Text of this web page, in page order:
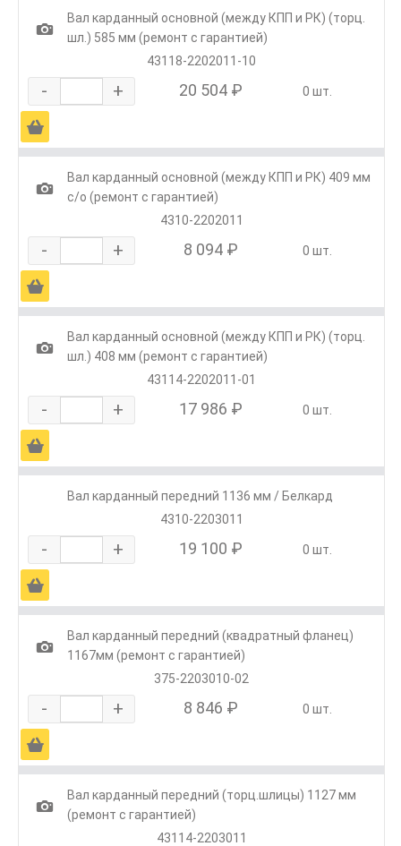
1
Вал карданный основной (между КПП и РК) (торц.
шл.) 585 мм (ремонт с гарантией)
43118-2202011-10
- + 20 504 ₽ 0 шт.
Ä
1
Вал карданный основной (между КПП и РК) 409 мм
с/о (ремонт с гарантией)
4310-2202011
- + 8 094 ₽ 0 шт.
Ä
1
Вал карданный основной (между КПП и РК) (торц.
шл.) 408 мм (ремонт с гарантией)
43114-2202011-01
- + 17 986 ₽ 0 шт.
Ä
Вал карданный передний 1136 мм / Белкард
4310-2203011
- + 19 100 ₽ 0 шт.
Ä
1
Вал карданный передний (квадратный фланец)
1167мм (ремонт с гарантией)
375-2203010-02
- + 8 846 ₽ 0 шт.
Ä
1
Вал карданный передний (торц.шлицы) 1127 мм
(ремонт с гарантией)
43114-2203011